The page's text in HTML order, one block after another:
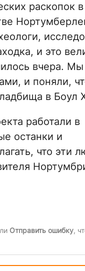
раскопок в
и это
вчера.
и поняли,
в Боул
работали в
останки и
что эти
Отправить ошибку,